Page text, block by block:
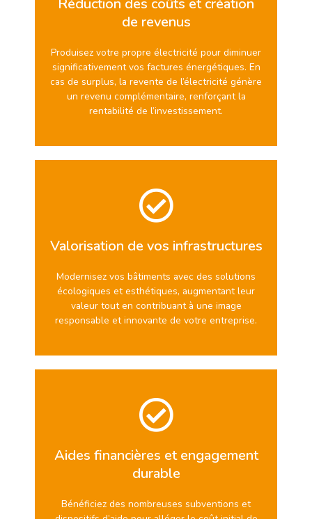
Réduction des coûts et création
de revenus
Produisez votre propre électricité pour diminuer
significativement vos factures énergétiques. En
cas de surplus, la revente de l’électricité génère
un revenu complémentaire, renforçant la
rentabilité de l’investissement.
Valorisation de vos infrastructures
Modernisez vos bâtiments avec des solutions
écologiques et esthétiques, augmentant leur
valeur tout en contribuant à une image
responsable et innovante de votre entreprise.
Aides financières et engagement
durable
Bénéficiez des nombreuses subventions et